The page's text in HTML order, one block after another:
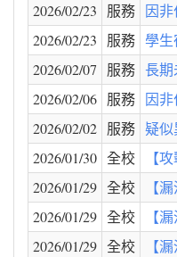
2026/02/23
服務 因
2026/02/23
服務 學生
2026/02/07
服務 長期
2026/02/06 服務 因
2026/02/02 服務 疑似
2026/01/30 全校
【
2026/01/29 全校
【
2026/01/29 全校
【
2026/01/29 全校
【